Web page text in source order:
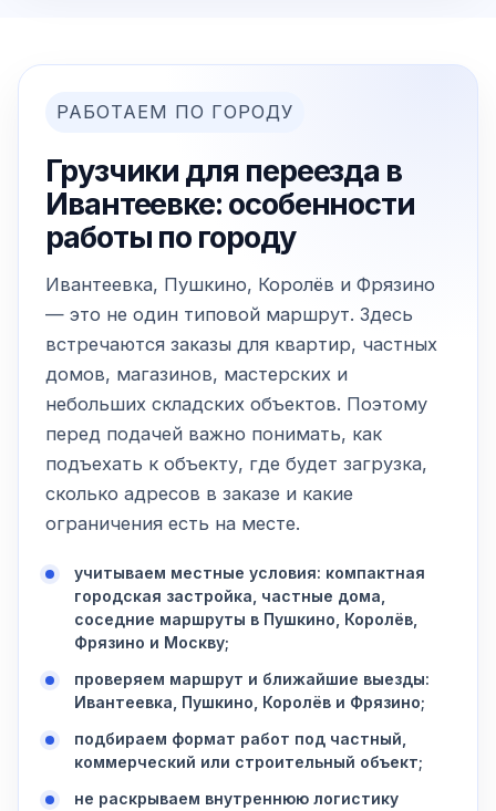
РАБОТАЕМ ПО ГОРОДУ
Грузчики для переезда в
Ивантеевке: особенности
работы по городу
Ивантеевка, Пушкино, Королёв и Фрязино
— это не один типовой маршрут. Здесь
встречаются заказы для квартир, частных
домов, магазинов, мастерских и
небольших складских объектов. Поэтому
перед подачей важно понимать, как
подъехать к объекту, где будет загрузка,
сколько адресов в заказе и какие
ограничения есть на месте.
учитываем местные условия: компактная
городская застройка, частные дома,
соседние маршруты в Пушкино, Королёв,
Фрязино и Москву;
проверяем маршрут и ближайшие выезды:
Ивантеевка, Пушкино, Королёв и Фрязино;
подбираем формат работ под частный,
коммерческий или строительный объект;
не раскрываем внутреннюю логистику